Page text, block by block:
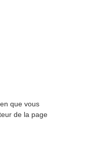
que vous
de la page